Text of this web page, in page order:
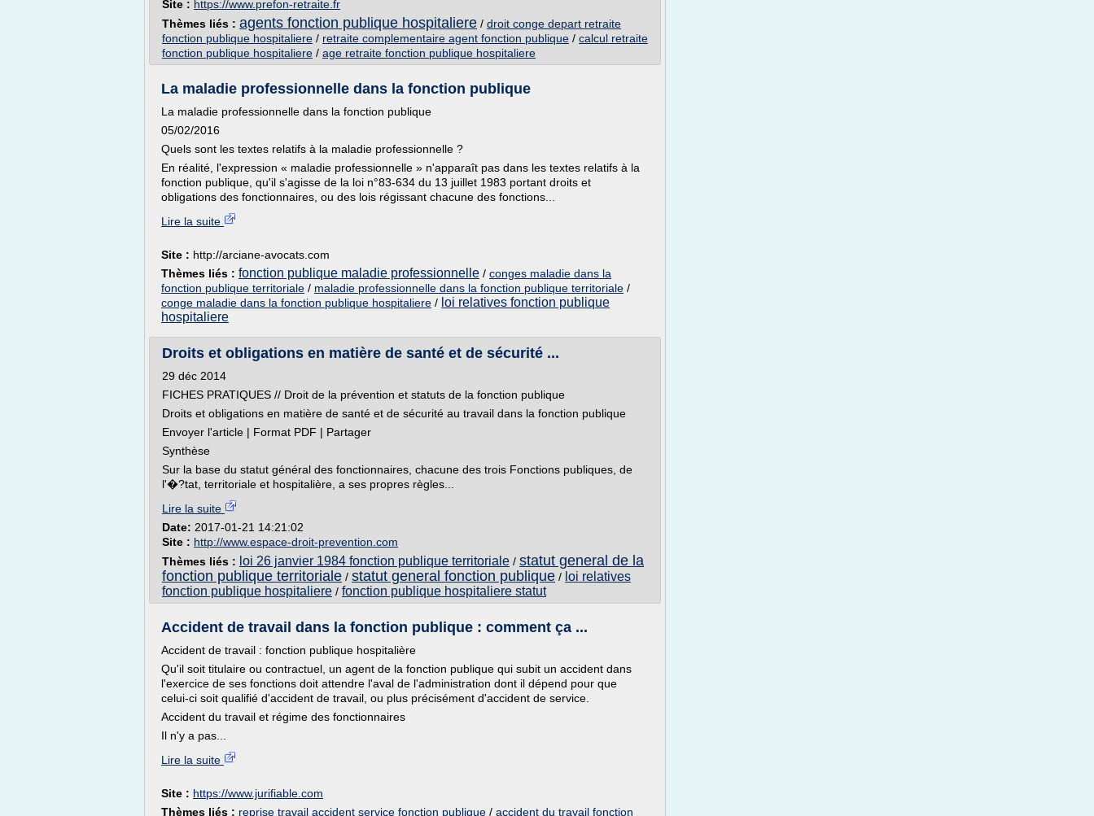
Site : https://www.prefon-retraite.fr
Thèmes liés : agents fonction publique hospitaliere / droit conge depart retraite
fonction publique hospitaliere / retraite complementaire agent fonction publique / calcul retraite
fonction publique hospitaliere / age retraite fonction publique hospitaliere
La maladie professionnelle dans la fonction publique
La maladie professionnelle dans la fonction publique
05/02/2016
Quels sont les textes relatifs à la maladie professionnelle ?
En réalité, l'expression « maladie professionnelle » n'apparaît pas dans les textes relatifs à la
fonction publique, qu'il s'agisse de la loi n°83-634 du 13 juillet 1983 portant droits et
obligations des fonctionnaires, ou des lois régissant chacune des fonctions...
Lire la suite
Site : http://arciane-avocats.com
Thèmes liés : fonction publique maladie professionnelle / conges maladie dans la
fonction publique territoriale / maladie professionnelle dans la fonction publique territoriale /
conge maladie dans la fonction publique hospitaliere / loi relatives fonction publique
hospitaliere
Droits et obligations en matière de santé et de sécurité ...
29 déc 2014
FICHES PRATIQUES // Droit de la prévention et statuts de la fonction publique
Droits et obligations en matière de santé et de sécurité au travail dans la fonction publique
Envoyer l'article | Format PDF | Partager
Synthèse
Sur la base du statut général des fonctionnaires, chacune des trois Fonctions publiques, de
l'�?tat, territoriale et hospitalière, a ses propres règles...
Lire la suite
Date: 2017-01-21 14:21:02
Site : http://www.espace-droit-prevention.com
Thèmes liés : loi 26 janvier 1984 fonction publique territoriale / statut general de la
fonction publique territoriale / statut general fonction publique / loi relatives
fonction publique hospitaliere / fonction publique hospitaliere statut
Accident de travail dans la fonction publique : comment ça ...
Accident de travail : fonction publique hospitalière
Qu'il soit titulaire ou contractuel, un agent de la fonction publique qui subit un accident dans
l'exercice de ses fonctions doit attendre l'aval de l'administration dont il dépend pour que
celui-ci soit qualifié d'accident de travail, ou plus précisément d'accident de service.
Accident du travail et régime des fonctionnaires
Il n'y a pas...
Lire la suite
Site : https://www.jurifiable.com
Thèmes liés : reprise travail accident service fonction publique / accident du travail fonction